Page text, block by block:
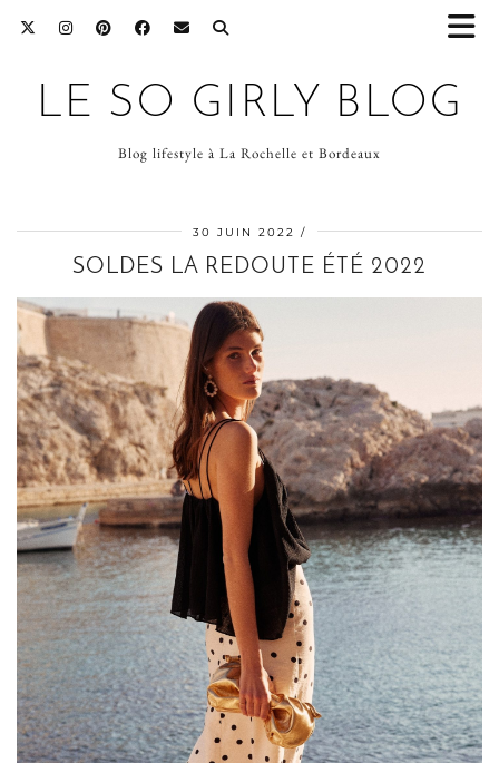
LE SO GIRLY BLOG
Blog lifestyle à La Rochelle et Bordeaux
30 JUIN 2022
SOLDES LA REDOUTE ÉTÉ 2022